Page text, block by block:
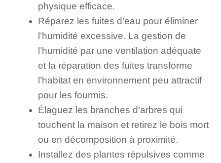
physique efficace.
Réparez les fuites d’eau pour éliminer
l’humidité excessive. La gestion de
l’humidité par une ventilation adéquate
et la réparation des fuites transforme
l’habitat en environnement peu attractif
pour les fourmis.
Élaguez les branches d’arbres qui
touchent la maison et retirez le bois mort
ou en décomposition à proximité.
Installez des plantes répulsives comme